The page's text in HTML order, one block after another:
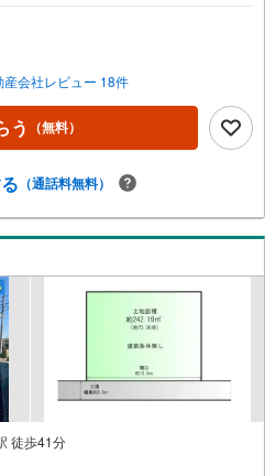
産知識＞戸建・マンション・土地…
を取り扱っております。さらに教育
て環境や行政などの地域情報を総合
物件選びをしていただけるよう、し
せていただきます。2.＜経験豊富なス
入】【売却】【引っ越し】【リフォ
ンや各種税金についても、誠心誠意
家族皆様で、ぜひお越しください。
（定休日:火・水曜日 ※店舗により
内も可能ですので、どうぞお気軽に
！
産会社レビュー 18件
う （無料）
（通話料無料）
徒歩41分